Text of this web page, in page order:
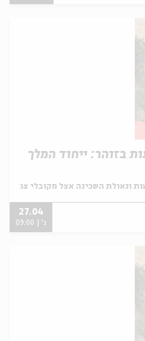
בזוהר: ייחוד המלך
וגאולת השכינה אצל מקובלי צפת
27.04
ג' | 09:00